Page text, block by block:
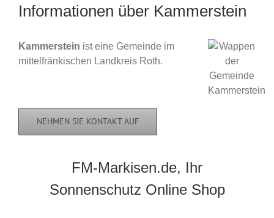
Informationen über Kammerstein
Kammerstein ist eine Gemeinde im
mittelfränkischen Landkreis Roth.
NEHMEN SIE KONTAKT AUF
FM-Markisen.de, Ihr
Sonnenschutz Online Shop